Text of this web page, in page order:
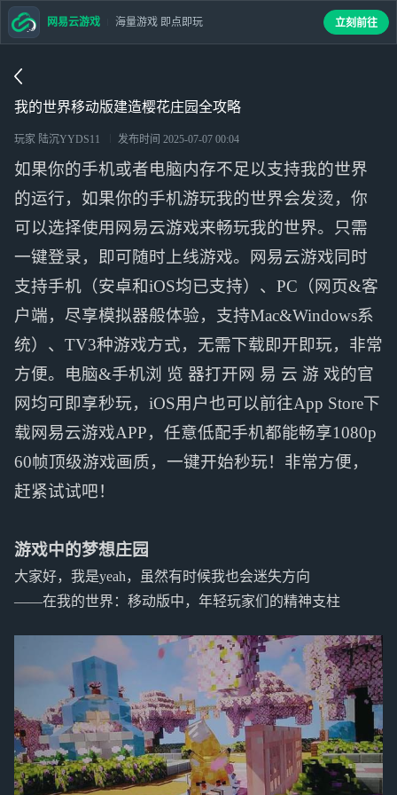
我的世界移动版建造樱花庄园全攻略
玩家 陆沉YYDS11 发布时间 2025-07-07 00:04
如果你的手机或者电脑内存不足以支持我的世界
的运行，如果你的手机游玩我的世界会发烫，你
可以选择使用网易云游戏来畅玩我的世界。只需
一键登录，即可随时上线游戏。网易云游戏同时
支持手机（安卓和iOS均已支持）、PC（网页&客
户端，尽享模拟器般体验，支持Mac&Windows系
统）、TV3种游戏方式，无需下载即开即玩，非常
方便。电脑&手机浏 览 器打开网 易 云 游 戏的官
网均可即享秒玩，iOS用户也可以前往App Store下
载网易云游戏APP，任意低配手机都能畅享1080p
60帧顶级游戏画质，一键开始秒玩！非常方便，
赶紧试试吧！
游戏中的梦想庄园
大家好，我是yeah，虽然有时候我也会迷失方向
——在我的世界：移动版中，年轻玩家们的精神支柱
网易云游戏 海量游戏 即点即玩 立刻前往